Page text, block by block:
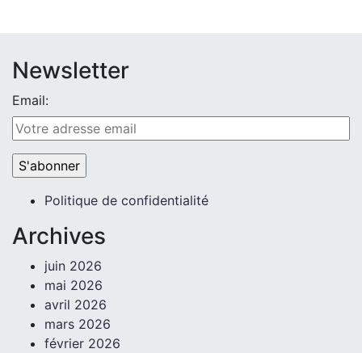
Newsletter
Email:
Politique de confidentialité
Archives
juin 2026
mai 2026
avril 2026
mars 2026
février 2026